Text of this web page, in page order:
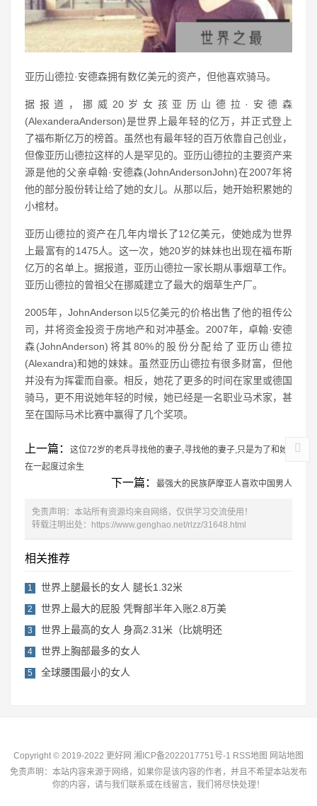
亚历山德拉·安德森拥有数亿美元的资产，但他喜欢骑马。
据报道，挪威20岁女孩亚历山德拉·安德森
(AlexanderaAnderson)是世界上最年轻的亿万，并正式登上
了福布斯亿万的榜首。虽然也有最年轻的百万依靠自己创业，
但像亚历山德拉这样的人是罕见的。亚历山德拉的主要资产来
源是他的父亲卓翰·安德森(JohnAndersonJohn)在2007年将
他的部分股份转让给了她的女儿。从那以后，她开始积累她的
小棺材。
亚历山德拉的资产在几年内增长了12亿美元，使她成为世界
上最富有的1475人。这一次，她20岁的妹妹也出现在福布斯
亿万的名单上。据报道，亚历山德拉一家长期从事烟草工作。
亚历山德拉的曾祖父在挪威建立了最大的烟草生产厂。
2005年，JohnAnderson以5亿美元的价格出售了他的祖传公
司，并将资金投资于房地产和对冲基金。2007年，卓翰·安德
森(JohnAnderson)将其80%的股份分配给了亚历山德拉
(Alexandra)和她的妹妹。虽然亚历山德拉有很多财富，但他
并没有为挥霍而自豪。相反，她花了更多的时间在家里或德国
骑马，更不用说她年轻的时候，她已经是一名职业马术家，甚
至在国际马术比赛中赢得了几个奖项。
上一篇：
这位72岁的老兵寻找他的妻子,寻找他的妻子,只是为了和她
在一起度过余生
下一篇： 最强大的民族萨摩亚人喜欢中国男人
免责声明：本站所有资源均来自网络，仅供学习交流使用！
转载注明出处： https://www.genghao.net/rlzz/31648.html
相关推荐
1 世界上腿最长的女人 腿长1.32米
2 世界上最大的屁股 凭臀部半年入账2.8万美
3 世界上最高的女人 身高2.31米（比姚明还
4 世界上胸部最多的女人
5 全球腰围最小的女人
Copyright © 2019-2022 更好网 湘ICP备2022017751号-1 RSS地图 网站地图
免责声明：本站内容来源于网络，如果你是该内容的作者，并且不希望本站发布
你的内容，请与我们联系或在线留言，我们将尽快处理！